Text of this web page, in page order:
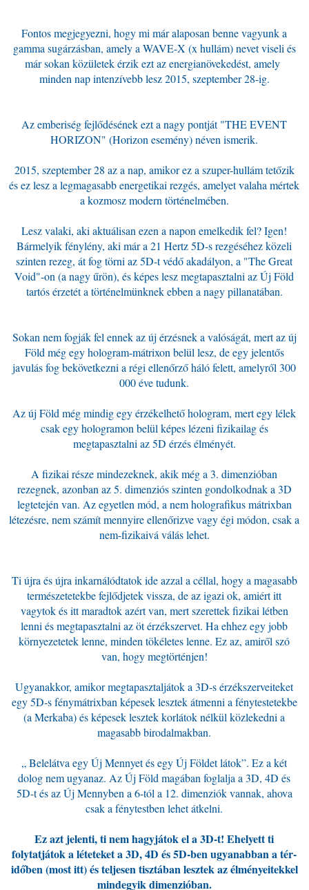
Fontos megjegyezni, hogy mi már alaposan benne vagyunk a
gamma sugárzásban, amely a WAVE-X (x hullám) nevet viseli és
már sokan közületek érzik ezt az energianövekedést, amely
minden nap intenzívebb lesz 2015, szeptember 28-ig.
Az emberiség fejlődésének ezt a nagy pontját "THE EVENT
HORIZON" (Horizon esemény) néven ismerik.
2015, szeptember 28 az a nap, amikor ez a szuper-hullám tetőzik
és ez lesz a legmagasabb energetikai rezgés, amelyet valaha mértek
a kozmosz modern történelmében.
Lesz valaki, aki aktuálisan ezen a napon emelkedik fel? Igen!
Bármelyik fénylény, aki már a 21 Hertz 5D-s rezgéséhez közeli
szinten rezeg, át fog törni az 5D-t védő akadályon, a "The Great
Void"-on (a nagy űrön), és képes lesz megtapasztalni az Új Föld
tartós érzetét a történelmünknek ebben a nagy pillanatában.
Sokan nem fogják fel ennek az új érzésnek a valóságát, mert az új
Föld még egy hologram-mátrixon belül lesz, de egy jelentős
javulás fog bekövetkezni a régi ellenőrző háló felett, amelyről 300
000 éve tudunk.
Az új Föld még mindig egy érzékelhető hologram, mert egy lélek
csak egy hologramon belül képes lézeni fizikailag és
megtapasztalni az 5D érzés élményét.
A fizikai része mindezeknek, akik még a 3. dimenzióban
rezegnek, azonban az 5. dimenziós szinten gondolkodnak a 3D
legtetején van. Az egyetlen mód, a nem holografikus mátrixban
létezésre, nem számít mennyire ellenőrizve vagy égi módon, csak a
nem-fizikaivá válás lehet.
Ti újra és újra inkarnálódtatok ide azzal a céllal, hogy a magasabb
természetetekbe fejlődjetek vissza, de az igazi ok, amiért itt
vagytok és itt maradtok azért van, mert szerettek fizikai létben
lenni és megtapasztalni az öt érzékszervet. Ha ehhez egy jobb
környezetetek lenne, minden tökéletes lenne. Ez az, amiről szó
van, hogy megtörténjen!
Ugyanakkor, amikor megtapasztaljátok a 3D-s érzékszerveiteket
egy 5D-s fénymátrixban képesek lesztek átmenni a fénytestetekbe
(a Merkaba) és képesek lesztek korlátok nélkül közlekedni a
magasabb birodalmakban.
„ Belelátva egy Új Mennyet és egy Új Földet látok”. Ez a két
dolog nem ugyanaz. Az Új Föld magában foglalja a 3D, 4D és
5D-t és az Új Mennyben a 6-tól a 12. dimenziók vannak, ahova
csak a fénytestben lehet átkelni.
Ez azt jelenti, ti nem hagyjátok el a 3D-t! Ehelyett ti
folytatjátok a léteteket a 3D, 4D és 5D-ben ugyanabban a tér-
időben (most itt) és teljesen tisztában lesztek az élményeitekkel
mindegyik dimenzióban.